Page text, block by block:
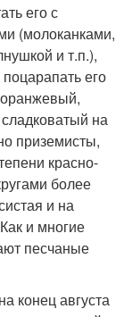
его с
(молоканками,
и т.п.),
его
оранжевый,
на
приземисты,
красно-
более
и на
и многие
песчаные
конец августа